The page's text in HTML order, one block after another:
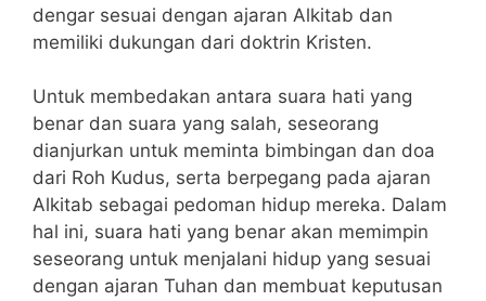
dengar sesuai dengan ajaran Alkitab dan
memiliki dukungan dari doktrin Kristen.
Untuk membedakan antara suara hati yang
benar dan suara yang salah, seseorang
dianjurkan untuk meminta bimbingan dan doa
dari Roh Kudus, serta berpegang pada ajaran
Alkitab sebagai pedoman hidup mereka. Dalam
hal ini, suara hati yang benar akan memimpin
seseorang untuk menjalani hidup yang sesuai
dengan ajaran Tuhan dan membuat keputusan